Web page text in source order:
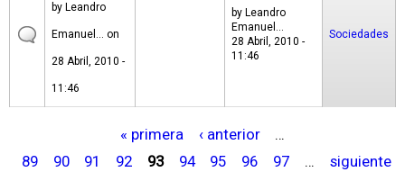
by Leandro
Emanuel... on
28 Abril, 2010 -
11:46
by Leandro
Emanuel...
28 Abril, 2010 -
11:46
Sociedades
P
« primera ‹ anterior
…
89
90 91 92 93 94 95 96 97 …
siguiente